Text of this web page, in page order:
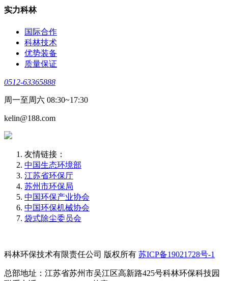
实力科林
国际合作
科林技术
优势装备
质量保证
0512-63365888
周一至周六 08:30~17:30
kelin@188.com
友情链接：
中国生态环境部
江苏省环保厅
苏州市环保局
中国环保产业协会
中国环保机械协会
袋式除尘委员会
科林环保技术有限责任公司 版权所有 苏ICP备19021728号-1
总部地址：江苏省苏州市吴江区高新路425号科林环保科技园